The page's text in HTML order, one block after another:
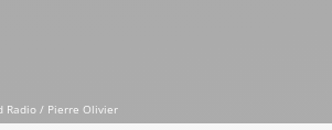
Radio / Pierre Olivier